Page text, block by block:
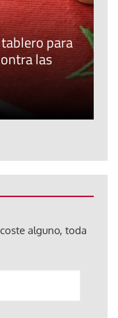
para
las
alguno, toda